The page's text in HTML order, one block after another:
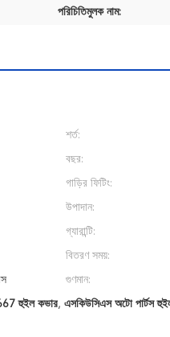
পরিচিতিমুলক নাম:
শর্ত:
বছর:
গাড়ির ফিটিং:
উপাদান:
গ্যারান্টি:
বিতরণ সময়:
গুণমান:
হুইল কভার, এসকিউসিএস অটো পার্টস